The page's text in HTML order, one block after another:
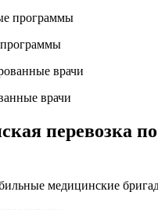
врачи
перевозка по
медицинские